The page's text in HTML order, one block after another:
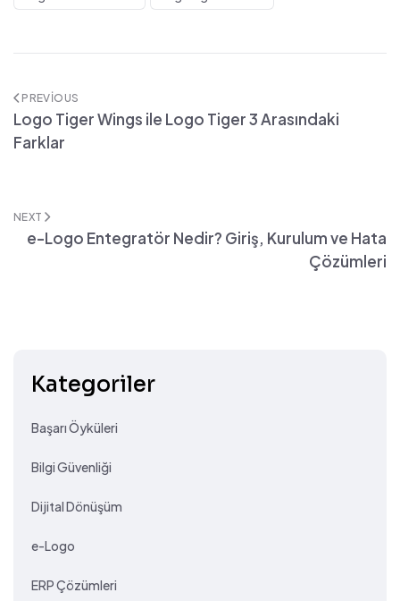
PREVIOUS
Logo Tiger Wings ile Logo Tiger 3 Arasındaki
Farklar
NEXT
e-Logo Entegratör Nedir? Giriş, Kurulum ve Hata
Çözümleri
Kategoriler
Başarı Öyküleri
Bilgi Güvenliği
Dijital Dönüşüm
e-Logo
ERP Çözümleri